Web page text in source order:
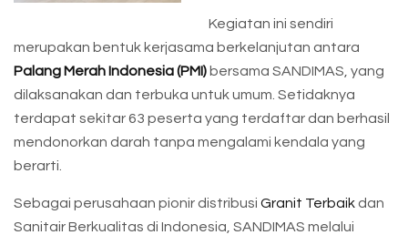
Kegiatan ini sendiri
merupakan bentuk kerjasama berkelanjutan antara
Palang Merah Indonesia (PMI)bersama SANDIMAS, yang
dilaksanakan dan terbuka untuk umum. Setidaknya
terdapat sekitar 63 peserta yang terdaftar dan berhasil
mendonorkan darah tanpa mengalami kendala yang
berarti.
Sebagai perusahaan pionir distribusi Granit Terbaik dan
Sanitair Berkualitas di Indonesia, SANDIMAS melalui